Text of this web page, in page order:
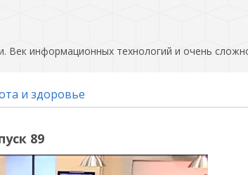
Век информационных технологий и очень
и здоровье
89